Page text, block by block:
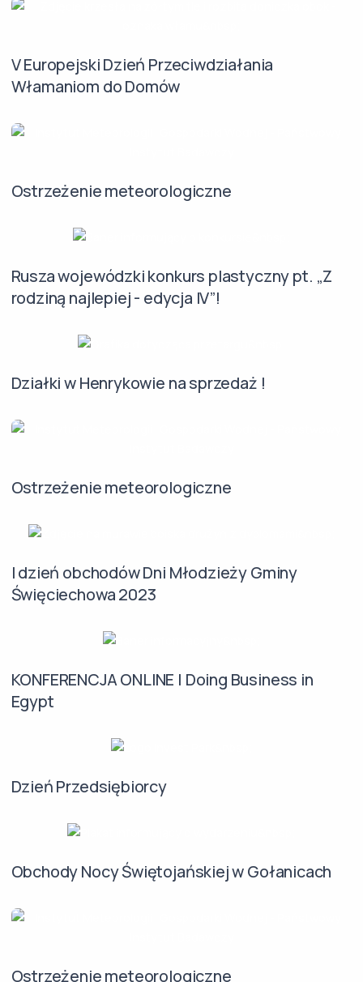
V Europejski Dzień Przeciwdziałania
Włamaniom do Domów
Ostrzeżenie meteorologiczne
Rusza wojewódzki konkurs plastyczny pt. „Z
rodziną najlepiej - edycja IV”!
Działki w Henrykowie na sprzedaż !
Ostrzeżenie meteorologiczne
I dzień obchodów Dni Młodzieży Gminy
Święciechowa 2023
KONFERENCJA ONLINE | Doing Business in
Egypt
Dzień Przedsiębiorcy
Obchody Nocy Świętojańskiej w Gołanicach
Ostrzeżenie meteorologiczne